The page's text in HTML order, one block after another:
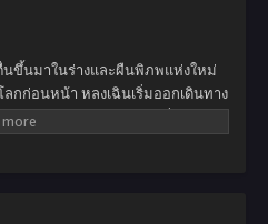
นขึ้นมาในร่างและผืนพิภพแห่งใหม่
กก่อนหน้า หลงเฉินเริ่มออกเดินทาง
เทพเซียนและมารปีศาจ สิ่งมีชีวิต
บ สังหารทุกคนที่เข้าขัดขวาง ยอด